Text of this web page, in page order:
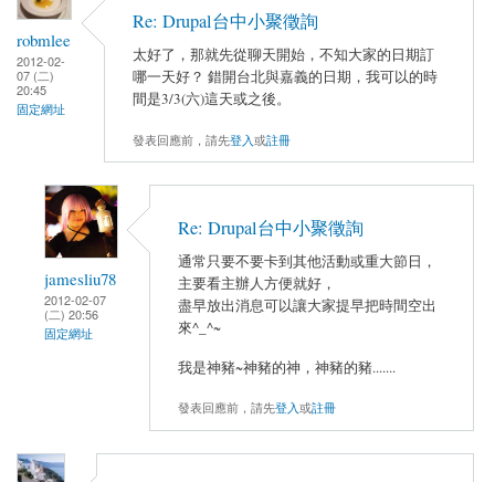
robmlee
2012-02-
07 (二)
20:45
固定網址
Re: Drupal台中小聚徵詢
太好了，那就先從聊天開始，不知大家的日期訂
哪一天好？ 錯開台北與嘉義的日期，我可以的時
間是3/3(六)這天或之後。
發表回應前，請先登入或註冊
jamesliu78
2012-02-07
(二) 20:56
固定網址
Re: Drupal台中小聚徵詢
通常只要不要卡到其他活動或重大節日，
主要看主辦人方便就好，
盡早放出消息可以讓大家提早把時間空出
來^_^~
我是神豬~神豬的神，神豬的豬.......
發表回應前，請先登入或註冊